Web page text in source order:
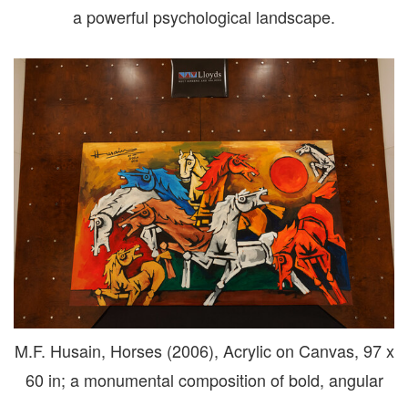
a powerful psychological landscape.
M.F. Husain, Horses (2006), Acrylic on Canvas, 97 x
60 in; a monumental composition of bold, angular